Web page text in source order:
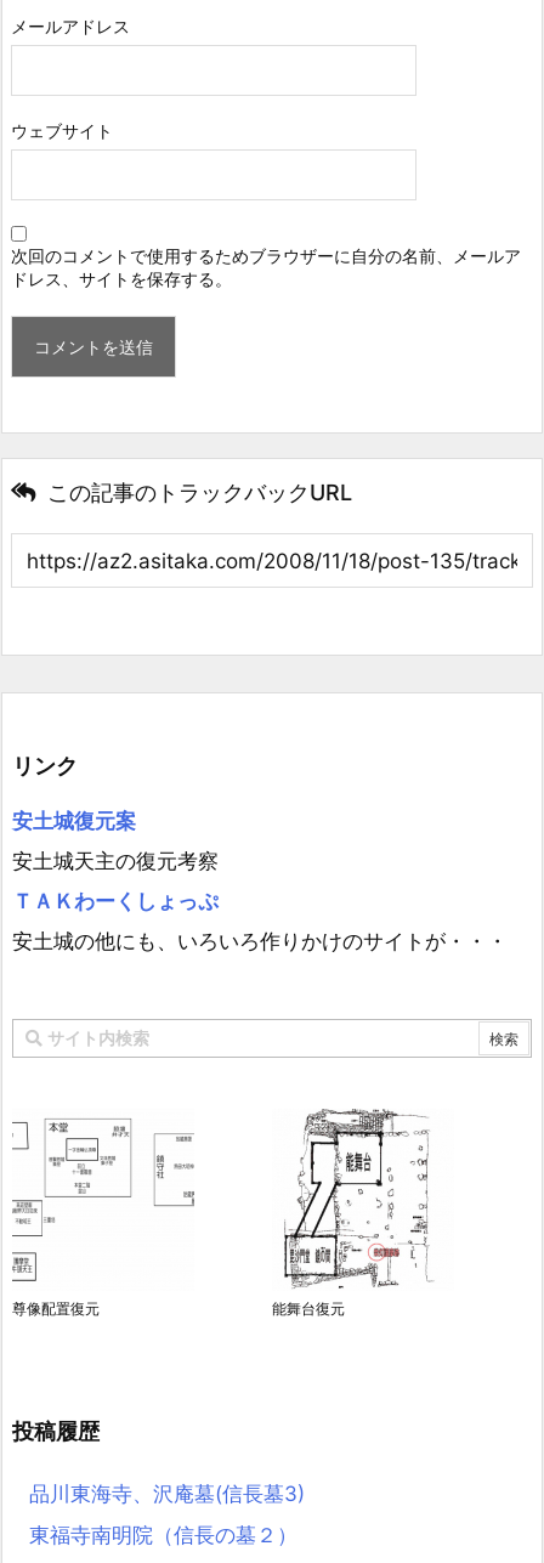
メールアドレス
ウェブサイト
次回のコメントで使用するためブラウザーに自分の名前、メールア
ドレス、サイトを保存する。
この記事のトラックバックURL
リンク
安土城復元案
安土城天主の復元考察
ＴＡＫわーくしょっぷ
安土城の他にも、いろいろ作りかけのサイトが・・・
尊像配置復元 能舞台復元
投稿履歴
品川東海寺、沢庵墓(信長墓3)
東福寺南明院（信長の墓２）